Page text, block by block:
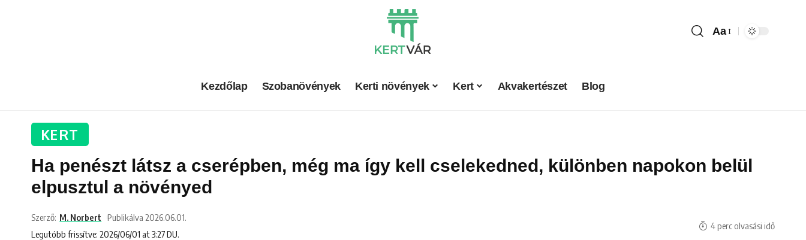
Aa
Kezdőlap Szobanövények Kerti növények Kert Akvakertészet Blog
KERT
Ha penészt látsz a cserépben, még ma így kell cselekedned, különben napokon belül
elpusztul a növényed
Legutóbb frissítve: 2026/06/01 at 3:27 DU.
Szerző: M. Norbert Publikálva 2026.06.01.
4 perc olvasási idő